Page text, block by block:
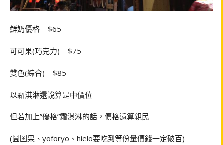
鮮奶優格—$65
可可果(巧克力)—$75
雙色(綜合)—$85
以霜淇淋還說算是中價位
但若加上”優格”霜淇淋的話，價格還算親民
(圖圖果、 yoforyo 、 hielo要吃到等份量價錢一定破百)